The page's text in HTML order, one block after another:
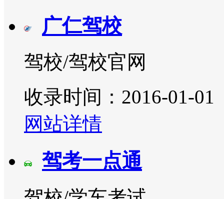
广仁驾校
驾校/驾校官网
收录时间：2016-01-01
网站详情
驾考一点通